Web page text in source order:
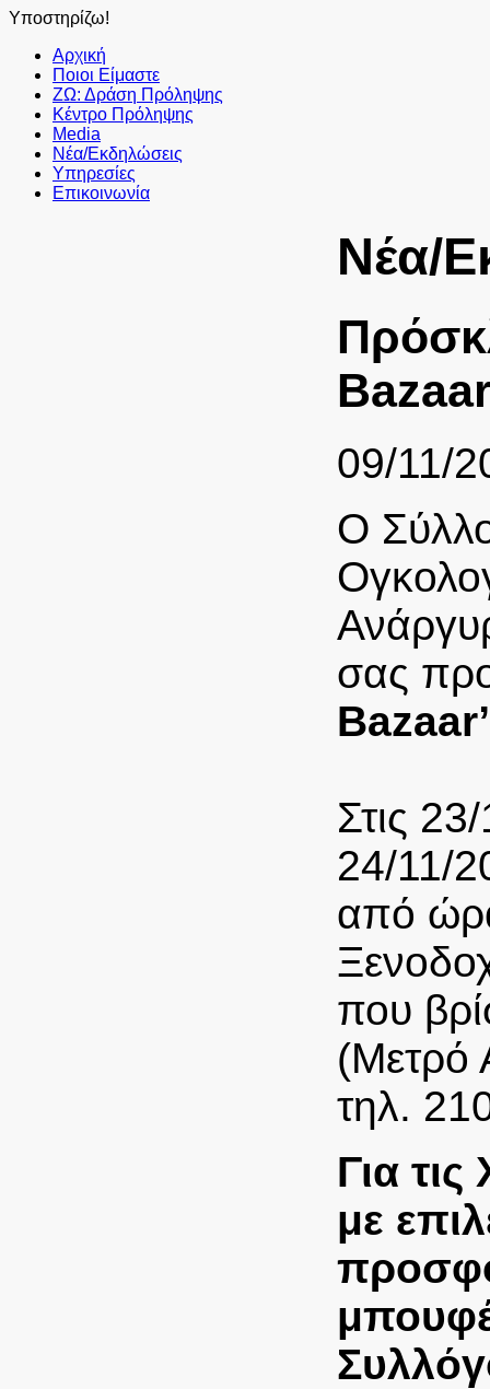
Υποστηρίζω!
Αρχική
Ποιοι Είμαστε
ΖΩ: Δράση Πρόληψης
Κέντρο Πρόληψης
Media
Νέα/Εκδηλώσεις
Υπηρεσίες
Επικοινωνία
Νέα/
09/11/
Ο
σας
Στις
24/11/
από
που
(Μετρό
τηλ.
Για
με